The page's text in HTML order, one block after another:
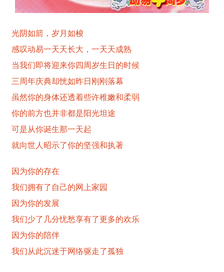
光阴如箭，岁月如梭
感叹动易一天天长大，一天天成熟
当我们即将迎来你四周岁生日的时候
三周年庆典却恍如昨日刚刚落幕
虽然你的身体还透着些许稚嫩和柔弱
你的前方也并非都是阳光坦途
可是从你诞生那一天起
就向世人昭示了你的坚强和执著
因为你的存在
我们拥有了自己的网上家园
因为你的发展
我们少了几分忧愁享有了更多的欢乐
因为你的陪伴
我们从此沉迷于网络驱走了孤独